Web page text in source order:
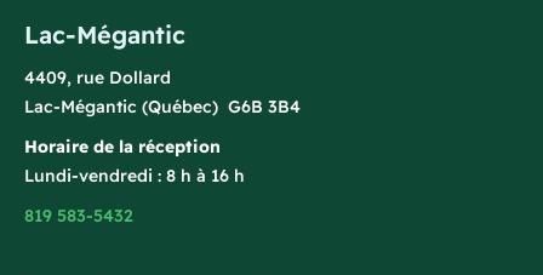
Lac-Mégantic
4409, rue Dollard
Lac-Mégantic (Québec) G6B 3B4
Horaire de la réception
Lundi-vendredi : 8 h à 16 h
819 583-5432